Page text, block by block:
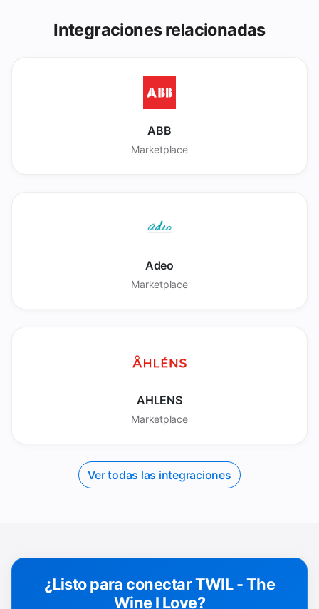
Integraciones relacionadas
ABB
Marketplace
Adeo
Marketplace
AHLENS
Marketplace
Ver todas las integraciones
¿Listo para conectar TWIL - The
Wine I Love?